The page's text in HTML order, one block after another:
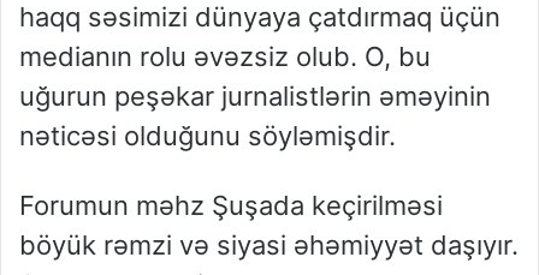
haqq səsimizi dünyaya çatdırmaq üçün
medianın rolu əvəzsiz olub. O, bu
uğurun peşəkar jurnalistlərin əməyinin
nəticəsi olduğunu söyləmişdir.
Forumun məhz Şuşada keçirilməsi
böyük rəmzi və siyasi əhəmiyyət daşıyır.